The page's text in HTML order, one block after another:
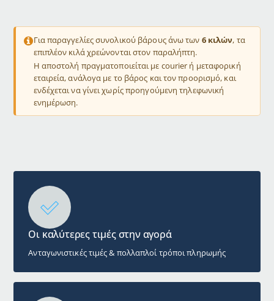
Για παραγγελίες συνολικού βάρους άνω των 6 κιλών, τα
επιπλέον κιλά χρεώνονται στον παραλήπτη.
Η αποστολή πραγματοποιείται με courier ή μεταφορική
εταιρεία, ανάλογα με το βάρος και τον προορισμό, και
ενδέχεται να γίνει χωρίς προηγούμενη τηλεφωνική
ενημέρωση.
Οι καλύτερες τιμές στην αγορά
Ανταγωνιστικές τιμές & πολλαπλοί τρόποι πληρωμής